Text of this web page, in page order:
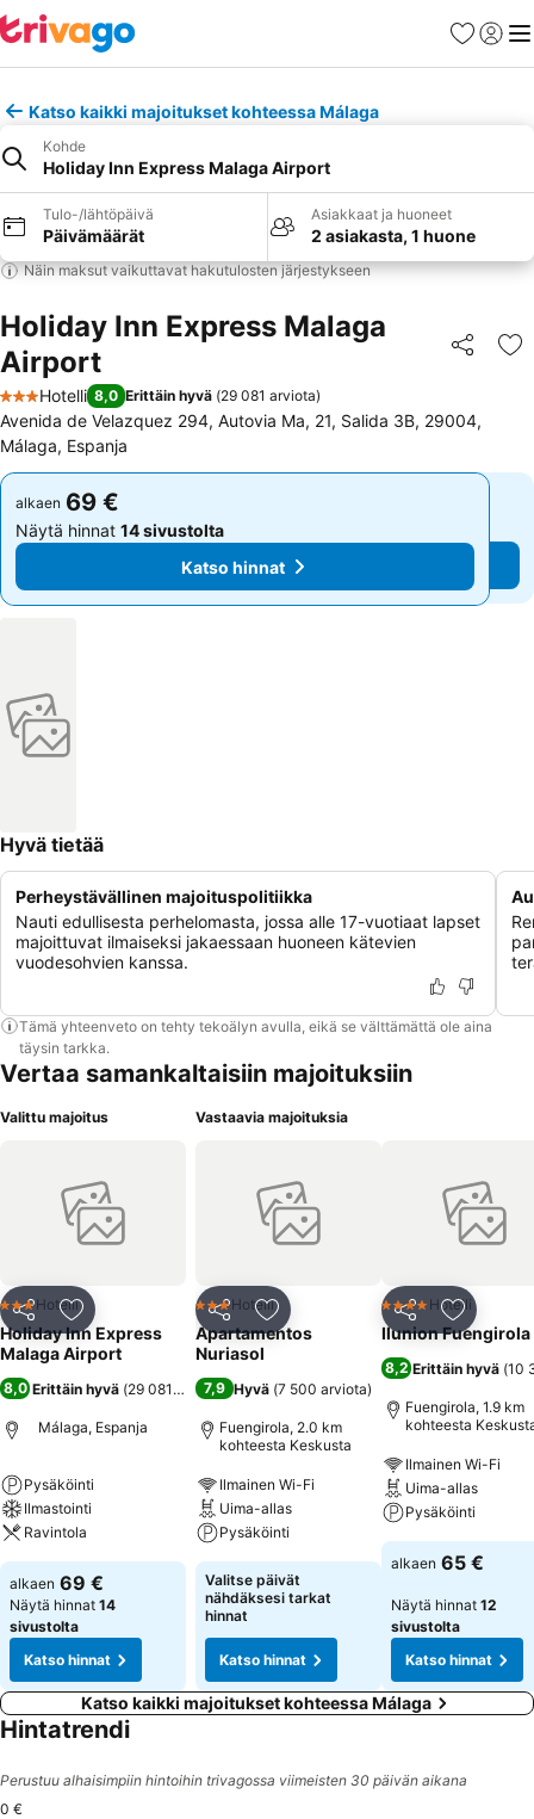
Suosikit
Katso kaikki majoitukset kohteessa Málaga
Kohde
Holiday Inn Express Malaga Airport
Tulo-/lähtöpäivä
Päivämäärät
Asiakkaat ja huoneet
2 asiakasta, 1 huone
Näin maksut vaikuttavat hakutulosten järjestykseen
Holiday Inn Express Malaga
Airport
Jaa
3 Tähtiluokitus
Hotelli 8,0 Erittäin hyvä (29 081 arviota)
Avenida de Velazquez 294, Autovia Ma, 21, Salida 3B, 29004,
Málaga, Espanja
alkaen 69 €
Näytä hinnat 14 sivustolta
Katso hinnat
alkaen 69 €
Näytä hinnat 14 sivustolta
Katso hinnat
Hyvä tietää
Perheystävällinen majoituspolitiikka
Nauti edullisesta perhelomasta, jossa alle 17-vuotiaat lapset
majoittuvat ilmaiseksi jakaessaan huoneen kätevien
vuodesohvien kanssa.
Tämä yhteenveto on tehty tekoälyn avulla, eikä se välttämättä ole aina
täysin tarkka.
Vertaa samankaltaisiin majoituksiin
Valittu majoitus
Jaa Lisää suosikkeihin
3 Tähtiluokitus
Hotelli
Holiday Inn Express
Malaga Airport
8,0 Erittäin hyvä (29 081 arviota)
Málaga, Espanja
Pysäköinti
Ilmastointi
Ravintola
alkaen 69 €
Näytä hinnat 14
sivustolta
Katso hinnat
Vastaavia majoituksia
Jaa Lisää suosikkeihin
3 Tähtiluokitus
Hotelli
Apartamentos
Nuriasol
7,9 Hyvä (7 500 arviota)
Fuengirola, 2.0 km
kohteesta Keskusta
Ilmainen Wi-Fi
Uima-allas
Pysäköinti
Valitse päivät
nähdäksesi tarkat
hinnat
Katso hinnat
Jaa Lisää
4 Tähtiluokitus
Hotelli
Ilunion Fuengirola
8,2 Erittäin hyvä (10
Fuengirola, 1.9 km
kohteesta
Ilmainen Wi-Fi
Uima-allas
Pysäköinti
alkaen 65 €
Näytä hinnat 12
sivustolta
Katso hinnat
Katso kaikki majoitukset kohteessa Málaga
Hintatrendi
Perustuu alhaisimpiin hintoihin trivagossa viimeisten 30 päivän aikana
0 €